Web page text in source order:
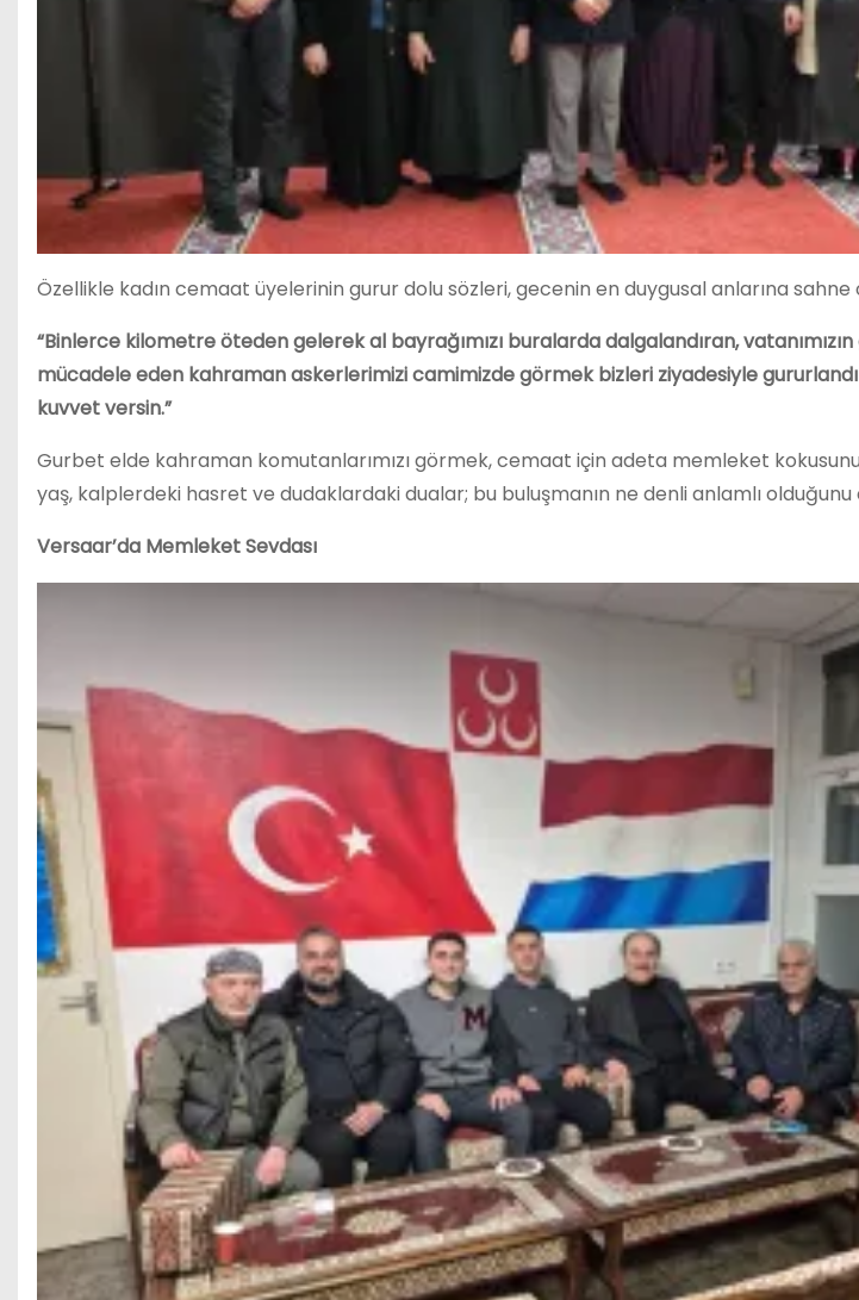
Özellikle kadın cemaat üyelerinin gurur dolu sözleri, gecenin en duygusal anlarına sahne
“Binlerce kilometre öteden gelerek al bayrağımızı buralarda dalgalandıran,
mücadele eden kahraman askerlerimizi camimizde görmek bizleri ziyadesiyle
kuvvet versin.”
Gurbet elde kahraman komutanlarımızı görmek, cemaat için adeta memleket
yaş, kalplerdeki hasret ve dudaklardaki dualar; bu buluşmanın ne denli anlamlı
Versaar’da Memleket Sevdası